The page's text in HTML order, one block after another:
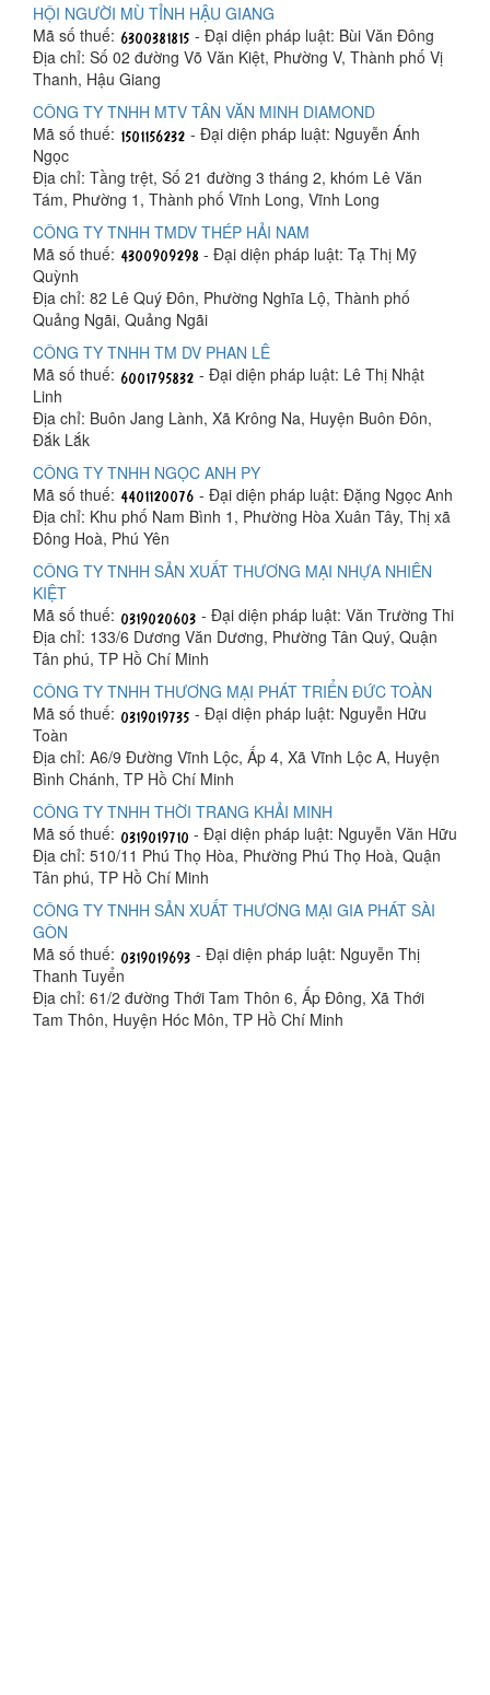
HỘI NGƯỜI MÙ TỈNH HẬU GIANG
Mã số thuế:
- Đại diện pháp luật: Bùi Văn Đông
Địa chỉ: Số 02 đường Võ Văn Kiệt, Phường V, Thành phố Vị
Thanh, Hậu Giang
CÔNG TY TNHH MTV TÂN VĂN MINH DIAMOND
Mã số thuế:
- Đại diện pháp luật: Nguyễn Ánh
Ngọc
Địa chỉ: Tầng trệt, Số 21 đường 3 tháng 2, khóm Lê Văn
Tám, Phường 1, Thành phố Vĩnh Long, Vĩnh Long
CÔNG TY TNHH TMDV THÉP HẢI NAM
Mã số thuế:
- Đại diện pháp luật: Tạ Thị Mỹ
Quỳnh
Địa chỉ: 82 Lê Quý Đôn, Phường Nghĩa Lộ, Thành phố
Quảng Ngãi, Quảng Ngãi
CÔNG TY TNHH TM DV PHAN LÊ
Mã số thuế:
- Đại diện pháp luật: Lê Thị Nhật
Linh
Địa chỉ: Buôn Jang Lành, Xã Krông Na, Huyện Buôn Đôn,
Đắk Lắk
CÔNG TY TNHH NGỌC ANH PY
Mã số thuế:
- Đại diện pháp luật: Đặng Ngọc Anh
Địa chỉ: Khu phố Nam Bình 1, Phường Hòa Xuân Tây, Thị xã
Đông Hoà, Phú Yên
CÔNG TY TNHH SẢN XUẤT THƯƠNG MẠI NHỰA NHIÊN
KIỆT
Mã số thuế:
- Đại diện pháp luật: Văn Trường Thi
Địa chỉ: 133/6 Dương Văn Dương, Phường Tân Quý, Quận
Tân phú, TP Hồ Chí Minh
CÔNG TY TNHH THƯƠNG MẠI PHÁT TRIỂN ĐỨC TOÀN
Mã số thuế:
- Đại diện pháp luật: Nguyễn Hữu
Toàn
Địa chỉ: A6/9 Đường Vĩnh Lộc, Ấp 4, Xã Vĩnh Lộc A, Huyện
Bình Chánh, TP Hồ Chí Minh
CÔNG TY TNHH THỜI TRANG KHẢI MINH
Mã số thuế:
- Đại diện pháp luật: Nguyễn Văn Hữu
Địa chỉ: 510/11 Phú Thọ Hòa, Phường Phú Thọ Hoà, Quận
Tân phú, TP Hồ Chí Minh
CÔNG TY TNHH SẢN XUẤT THƯƠNG MẠI GIA PHÁT SÀI
GÒN
Mã số thuế:
- Đại diện pháp luật: Nguyễn Thị
Thanh Tuyển
Địa chỉ: 61/2 đường Thới Tam Thôn 6, Ấp Đông, Xã Thới
Tam Thôn, Huyện Hóc Môn, TP Hồ Chí Minh